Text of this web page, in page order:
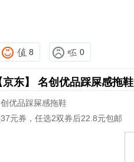
8 0
京东】 名创优品踩屎感拖鞋
优品踩屎感拖鞋
元券，任选2双券后22.8元包邮